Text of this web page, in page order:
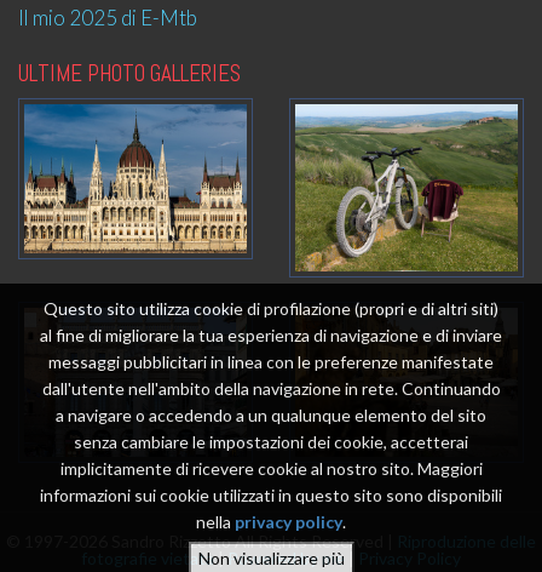
Il mio 2025 di E-Mtb
ULTIME PHOTO GALLERIES
© 1997-2026 Sandro Rizzetto All Rights Reserved |
fotografie vietata|Powered by me
Questo sito utilizza cookie di profilazione (propri e di altri siti)
al fine di migliorare la tua esperienza di navigazione e di inviare
messaggi pubblicitari in linea con le preferenze manifestate
dall'utente nell'ambito della navigazione in rete. Continuando
a navigare o accedendo a un qualunque elemento del sito
senza cambiare le impostazioni dei cookie, accetterai
implicitamente di ricevere cookie al nostro sito. Maggiori
informazioni sui cookie utilizzati in questo sito sono disponibili
nella privacy policy.